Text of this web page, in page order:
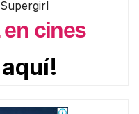
en cines
aquí!